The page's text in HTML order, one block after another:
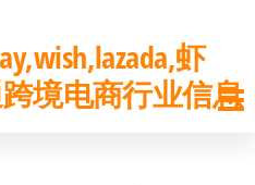
虾
境电商行业信息